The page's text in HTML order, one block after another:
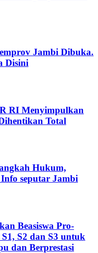
Jambi Dibuka.
Disini
RI Menyimpulkan
Total
Hukum,
seputar Jambi
Beasiswa Pro-
S2 dan S3 untuk
dan Berprestasi